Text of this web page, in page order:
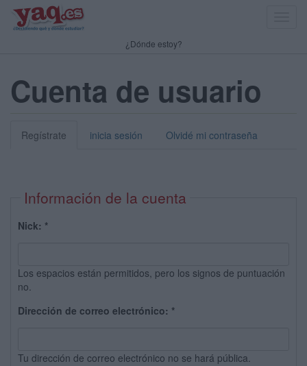
¿Dónde estoy?
Cuenta de usuario
Regístrate inicia sesión Olvidé mi contraseña
Información de la cuenta
Nick: *
Los espacios están permitidos, pero los signos de puntuación
no.
Dirección de correo electrónico: *
Tu dirección de correo electrónico no se hará pública.